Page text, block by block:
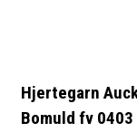
Hjertegarn
Bomuld fv 0403